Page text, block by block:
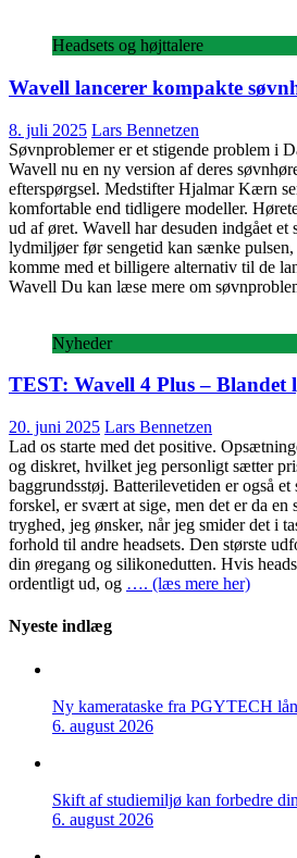
Headsets og højttalere
Wavell lancerer kompakte
8. juli 2025 Lars Bennetzen
Søvnproblemer er et stigende problem i
Wavell nu en ny version af deres
efterspørgsel. Medstifter Hjalmar Kærn
komfortable end tidligere modeller.
ud af øret. Wavell har desuden indgået
lydmiljøer før sengetid kan sænke
komme med et billigere alternativ til de
Wavell Du kan læse mere om
Nyheder
TEST: Wavell 4 Plus – Blandet
20. juni 2025 Lars Bennetzen
Lad os starte med det positive.
og diskret, hvilket jeg personligt sætter
baggrundsstøj. Batterilevetiden er også
forskel, er svært at sige, men det er da
tryghed, jeg ønsker, når jeg smider det i
forhold til andre headsets. Den største
din øregang og silikonedutten. Hvis
ordentligt ud, og …. (læs mere her)
Nyeste indlæg
Ny kamerataske fra PGYTECH
6. august 2026
Skift af studiemiljø kan forbedre
6. august 2026